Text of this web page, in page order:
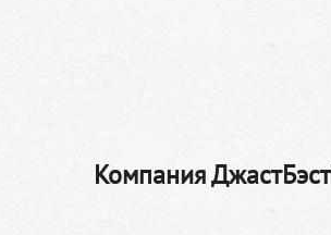
Компания